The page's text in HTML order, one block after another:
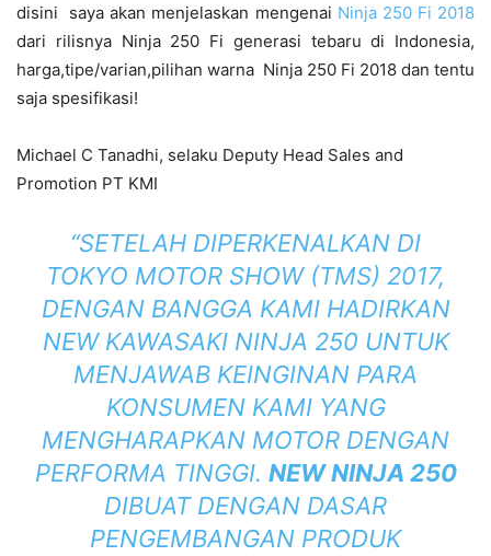
disini saya akan menjelaskan mengenai Ninja 250 Fi 2018
dari rilisnya Ninja 250 Fi generasi tebaru di Indonesia,
harga,tipe/varian,pilihan warna Ninja 250 Fi 2018 dan tentu
saja spesifikasi!
Michael C Tanadhi, selaku Deputy Head Sales and
Promotion PT KMI
“SETELAH DIPERKENALKAN DI
TOKYO MOTOR SHOW (TMS) 2017,
DENGAN BANGGA KAMI HADIRKAN
NEW KAWASAKI NINJA 250 UNTUK
MENJAWAB KEINGINAN PARA
KONSUMEN KAMI YANG
MENGHARAPKAN MOTOR DENGAN
PERFORMA TINGGI. NEW NINJA 250
DIBUAT DENGAN DASAR
PENGEMBANGAN PRODUK